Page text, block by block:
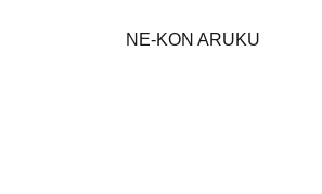
NE-KON ARUKU